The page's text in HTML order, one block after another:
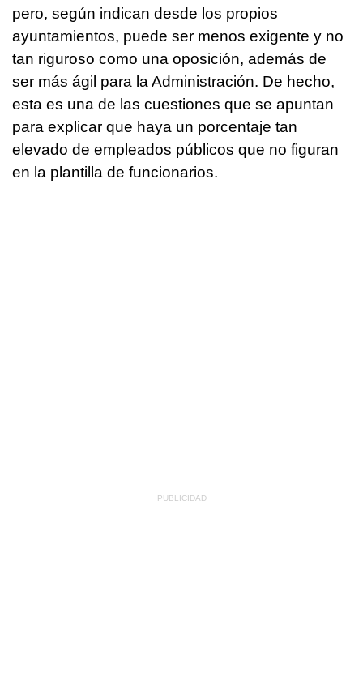
pero, según indican desde los propios
ayuntamientos, puede ser menos exigente y no
tan riguroso como una oposición, además de
ser más ágil para la Administración. De hecho,
esta es una de las cuestiones que se apuntan
para explicar que haya un porcentaje tan
elevado de empleados públicos que no figuran
en la plantilla de funcionarios.